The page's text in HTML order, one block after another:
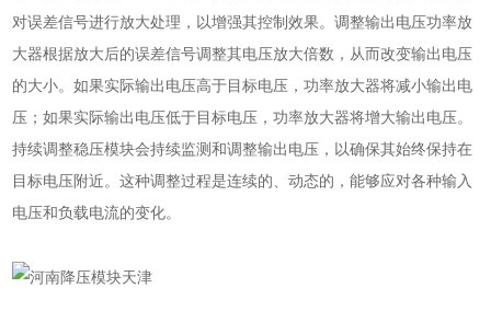
对误差信号进行放大处理，以增强其控制效果。调整输出电压功率放
大器根据放大后的误差信号调整其电压放大倍数，从而改变输出电压
的大小。如果实际输出电压高于目标电压，功率放大器将减小输出电
压；如果实际输出电压低于目标电压，功率放大器将增大输出电压。
持续调整稳压模块会持续监测和调整输出电压，以确保其始终保持在
目标电压附近。这种调整过程是连续的、动态的，能够应对各种输入
电压和负载电流的变化。